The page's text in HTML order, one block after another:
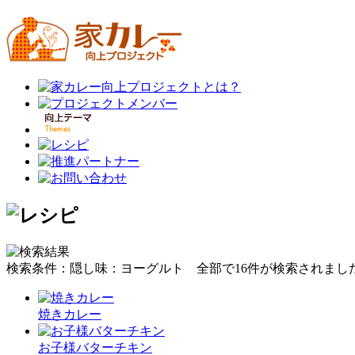
検索条件：隠し味：ヨーグルト 全部で16件が検索されまし
焼きカレー
お子様バターチキン